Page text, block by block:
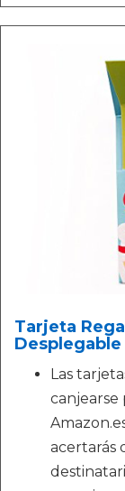
Tarjeta
Las
acertarás